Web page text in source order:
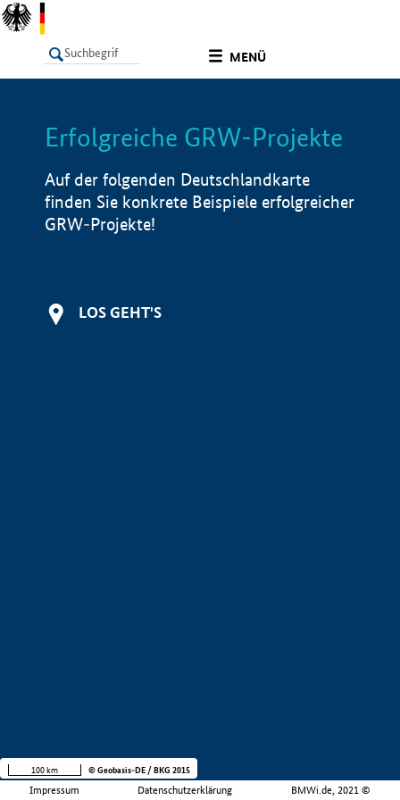
MENÜ
LISTE Info
Erfolgreiche GRW-Projekte
Auf der folgenden Deutschlandkarte
finden Sie konkrete Beispiele erfolgreicher
GRW-Projekte!
LOS GEHT'S
Impressum Datenschutzerklärung BMWi.de, 2021 ©
100 km © Geobasis-DE / BKG 2015